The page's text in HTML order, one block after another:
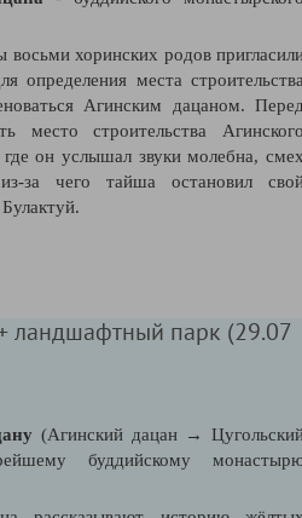
восьми хоринских родов
определения места
Агинским дацаном.
место строительства
он услышал звуки молебна,
за чего тайша остановил
ландшафтный парк (29.07
(Агинский дацан →
буддийскому